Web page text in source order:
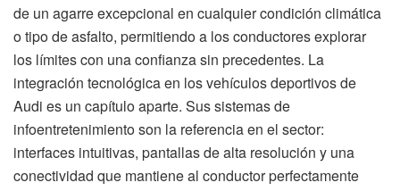
de un agarre excepcional en cualquier condición climática
o tipo de asfalto, permitiendo a los conductores explorar
los límites con una confianza sin precedentes. La
integración tecnológica en los vehículos deportivos de
Audi es un capítulo aparte. Sus sistemas de
infoentretenimiento son la referencia en el sector:
interfaces intuitivas, pantallas de alta resolución y una
conectividad que mantiene al conductor perfectamente